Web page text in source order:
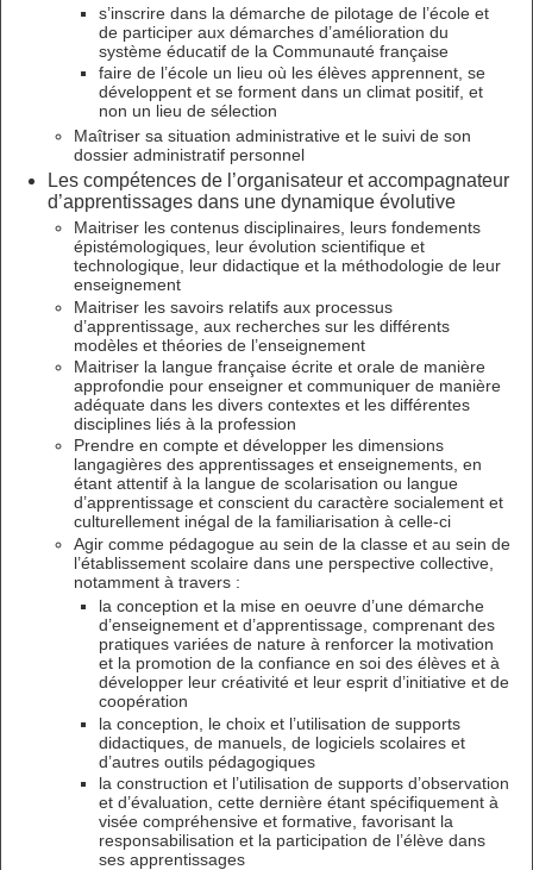
s’inscrire dans la démarche de pilotage de l’école et
de participer aux démarches d’amélioration du
système éducatif de la Communauté française
faire de l’école un lieu où les élèves apprennent, se
développent et se forment dans un climat positif, et
non un lieu de sélection
Maîtriser sa situation administrative et le suivi de son
dossier administratif personnel
Les compétences de l’organisateur et accompagnateur
d’apprentissages dans une dynamique évolutive
Maitriser les contenus disciplinaires, leurs fondements
épistémologiques, leur évolution scientifique et
technologique, leur didactique et la méthodologie de leur
enseignement
Maitriser les savoirs relatifs aux processus
d’apprentissage, aux recherches sur les différents
modèles et théories de l’enseignement
Maitriser la langue française écrite et orale de manière
approfondie pour enseigner et communiquer de manière
adéquate dans les divers contextes et les différentes
disciplines liés à la profession
Prendre en compte et développer les dimensions
langagières des apprentissages et enseignements, en
étant attentif à la langue de scolarisation ou langue
d’apprentissage et conscient du caractère socialement et
culturellement inégal de la familiarisation à celle-ci
Agir comme pédagogue au sein de la classe et au sein de
l’établissement scolaire dans une perspective collective,
notamment à travers :
la conception et la mise en oeuvre d’une démarche
d’enseignement et d’apprentissage, comprenant des
pratiques variées de nature à renforcer la motivation
et la promotion de la confiance en soi des élèves et à
développer leur créativité et leur esprit d’initiative et de
coopération
la conception, le choix et l’utilisation de supports
didactiques, de manuels, de logiciels scolaires et
d’autres outils pédagogiques
la construction et l’utilisation de supports d’observation
et d’évaluation, cette dernière étant spécifiquement à
visée compréhensive et formative, favorisant la
responsabilisation et la participation de l’élève dans
ses apprentissages